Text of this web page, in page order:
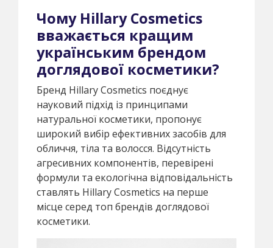
Чому Hillary Cosmetics
вважається кращим
українським брендом
доглядової косметики?
Бренд Hillary Cosmetics поєднує
науковий підхід із принципами
натуральної косметики, пропонує
широкий вибір ефективних засобів для
обличчя, тіла та волосся. Відсутність
агресивних компонентів, перевірені
формули та екологічна відповідальність
ставлять Hillary Cosmetics на перше
місце серед топ брендів доглядової
косметики.